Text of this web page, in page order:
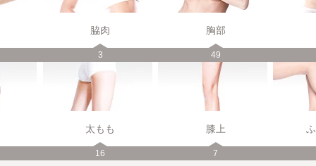
脇肉
3
胸部
49
太もも
16
膝上
7